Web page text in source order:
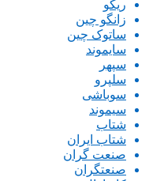
ریکو
زانگو چین
ساتوک چین
سایموند
سپهر
سلپرو
سوباشی
سیموند
شتاب
شتاب ایران
صنعت گران
صنعتگران